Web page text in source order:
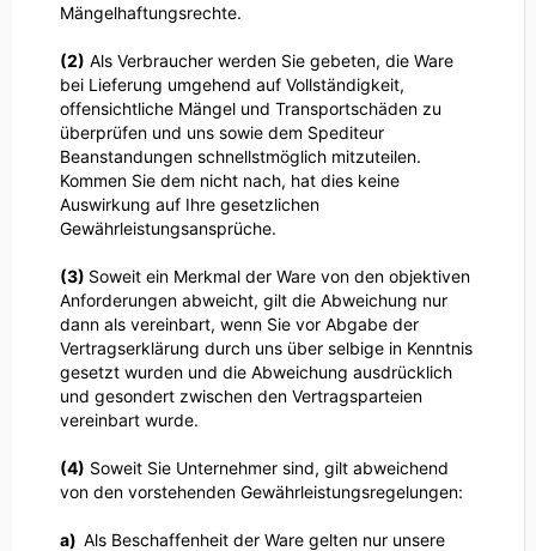
Mängelhaftungsrechte.
(2) Als Verbraucher werden Sie gebeten, die Ware
bei Lieferung umgehend auf Vollständigkeit,
offensichtliche Mängel und Transportschäden zu
überprüfen und uns sowie dem Spediteur
Beanstandungen schnellstmöglich mitzuteilen.
Kommen Sie dem nicht nach, hat dies keine
Auswirkung auf Ihre gesetzlichen
Gewährleistungsansprüche.
(3) Soweit ein Merkmal der Ware von den objektiven
Anforderungen abweicht, gilt die Abweichung nur
dann als vereinbart, wenn Sie vor Abgabe der
Vertragserklärung durch uns über selbige in Kenntnis
gesetzt wurden und die Abweichung ausdrücklich
und gesondert zwischen den Vertragsparteien
vereinbart wurde.
(4) Soweit Sie Unternehmer sind, gilt abweichend
von den vorstehenden Gewährleistungsregelungen:
a) Als Beschaffenheit der Ware gelten nur unsere